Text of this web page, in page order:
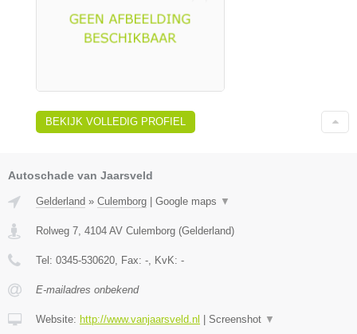
BEKIJK VOLLEDIG PROFIEL
Autoschade van Jaarsveld
Gelderland » Culemborg | Google maps ▼
Rolweg 7 4104 AV Culemborg (Gelderland)
Tel: 0345-530620 , Fax: - , KvK: -
E-mailadres onbekend
Website: http://www.vanjaarsveld.nl | Screenshot ▼